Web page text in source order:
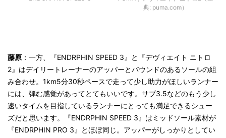
典: puma.com）
藤原 ：一方、 『ENDRPHIN SPEED 3 』と『デヴィエイト ニトロ
2』はデイリートレーナーのアッパーとバウンドのあるソールの組
み合わせ。1km5分30秒ペースで走って少し助力がほしいランナー
には、弾む感覚があってとてもいいです。サブ3.5などのもう少し
速いタイムを目指しているランナーにとっても満足できるシュー
ズだと思います。
『ENDRPHIN SPEED 3 』はミッドソール素材が
『ENDRPHIN PRO 3』とほぼ同じ。 アッパーがしっかりとしてい